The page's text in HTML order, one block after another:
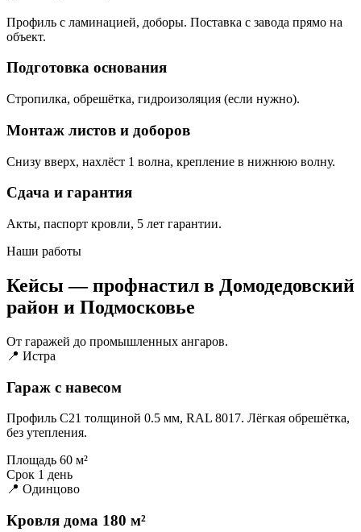
Профиль с ламинацией, доборы. Поставка с завода прямо на
объект.
Подготовка основания
Стропилка, обрешётка, гидроизоляция (если нужно).
Монтаж листов и доборов
Снизу вверх, нахлёст 1 волна, крепление в нижнюю волну.
Сдача и гарантия
Акты, паспорт кровли, 5 лет гарантии.
Наши работы
Кейсы — профнастил в Домодедовский
район и Подмосковье
От гаражей до промышленных ангаров.
📍 Истра
Гараж с навесом
Профиль С21 толщиной 0.5 мм, RAL 8017. Лёгкая обрешётка,
без утепления.
Площадь 60 м²
Срок 1 день
📍 Одинцово
Кровля дома 180 м²